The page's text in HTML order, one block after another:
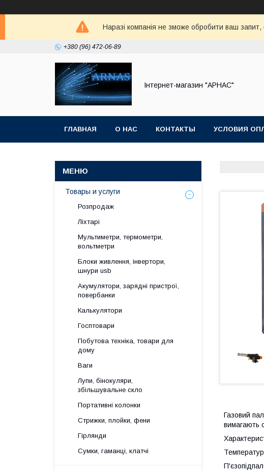
Наразі компанія не зможе обробити ваш
+380 (96) 472-06-89
Інтернет-магазин "АРНАС"
ГЛАВНАЯ О НАС КОНТАКТЫ УСЛОВИЯ
Газовий
вимагають
Товары и услуги
Розпродаж
Ліхтарі
Мультиметри, термометри,
вольтметри
Блоки живлення, інвертори,
шнури usb
Акумулятори, зарядні пристрої,
повербанки
Калькулятори
Госптовари
Побутова техніка, товари для
дому
Ваги
Лупи, бінокуляри,
збільшувальне скло
Портативні колонки
Стрижки, плойки, фени
Гірлянди
Сумки, гаманці, клатчі